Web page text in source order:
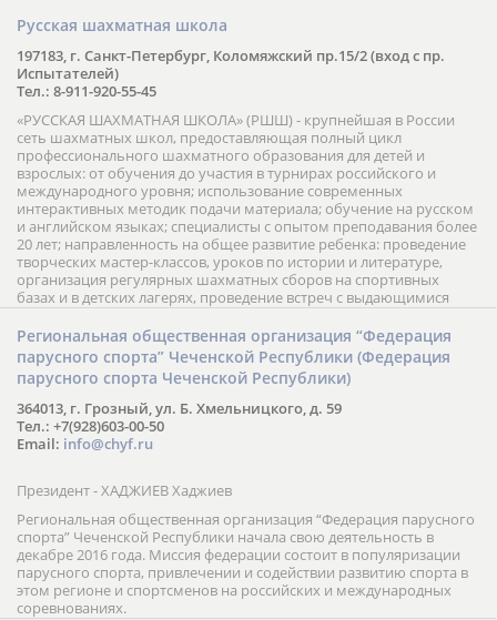
Русская шахматная школа
197183, г. Санкт-Петербург, Коломяжский пр.15/2 (вход с пр.
Испытателей)
Тел.: 8-911-920-55-45
«РУССКАЯ ШАХМАТНАЯ ШКОЛА» (РШШ) - крупнейшая в России
сеть шахматных школ, предоставляющая полный цикл
профессионального шахматного образования для детей и
взрослых: от обучения до участия в турнирах российского и
международного уровня; использование современных
интерактивных методик подачи материала; обучение на русском
и английском языках; специалисты с опытом преподавания более
20 лет; направленность на общее развитие ребенка: проведение
творческих мастер-классов, уроков по истории и литературе,
организация регулярных шахматных сборов на спортивных
базах и в детских лагерях, проведение встреч с выдающимися
шахматистами; корпоративное обучение; онлайн обучение в
форме вебинаров и индивидуальных занятий, круглые столы
российских и международных тренеров, организация фестивалей;
онлайн трансляция мероприятий и турниров.
Региональная общественная организация “Федерация
парусного спорта” Чеченской Республики (Федерация
парусного спорта Чеченской Республики)
364013, г. Грозный, ул. Б. Хмельницкого, д. 59
Тел.: +7(928)603-00-50
Email: info@chyf.ru
Президент - ХАДЖИЕВ Хаджиев
Региональная общественная организация “Федерация парусного
спорта” Чеченской Республики начала свою деятельность в
декабре 2016 года. Миссия федерации состоит в популяризации
парусного спорта, привлечении и содействии развитию спорта в
этом регионе и спортсменов на российских и международных
соревнованиях.